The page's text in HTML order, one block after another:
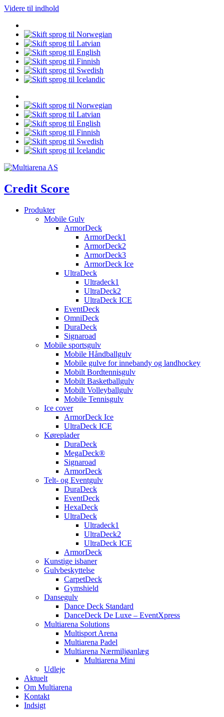
Videre til indhold
Credit Score
Produkter
Mobile Gulv
ArmorDeck
ArmorDeck1
ArmorDeck2
ArmorDeck3
ArmorDeck Ice
UltraDeck
Ultradeck1
UltraDeck2
UltraDeck ICE
EventDeck
OmniDeck
DuraDeck
Signaroad
Mobile sportsgulv
Mobile Håndballgulv
Mobile gulve for innebandy og landhockey
Mobilt Bordtennisgulv
Mobilt Basketballgulv
Mobilt Volleyballgulv
Mobile Tennisgulv
Ice cover
ArmorDeck Ice
UltraDeck ICE
Køreplader
DuraDeck
MegaDeck®
Signaroad
ArmorDeck
Telt- og Eventgulv
DuraDeck
EventDeck
HexaDeck
UltraDeck
Ultradeck1
UltraDeck2
UltraDeck ICE
ArmorDeck
Kunstige isbaner
Gulvbeskyttelse
CarpetDeck
Gymshield
Dansegulv
Dance Deck Standard
DanceDeck De Luxe – EventXpress
Multiarena Solutions
Multisport Arena
Multiarena Padel
Multiarena Nærmiljøanlæg
Multiarena Mini
Udleje
Aktuelt
Om Multiarena
Kontakt
Indsigt